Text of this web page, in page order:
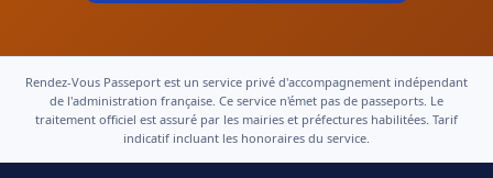
Rendez-Vous Passeport est un service privé d'accompagnement indépendant
de l'administration française. Ce service n'émet pas de passeports. Le
traitement officiel est assuré par les mairies et préfectures habilitées. Tarif
indicatif incluant les honoraires du service.